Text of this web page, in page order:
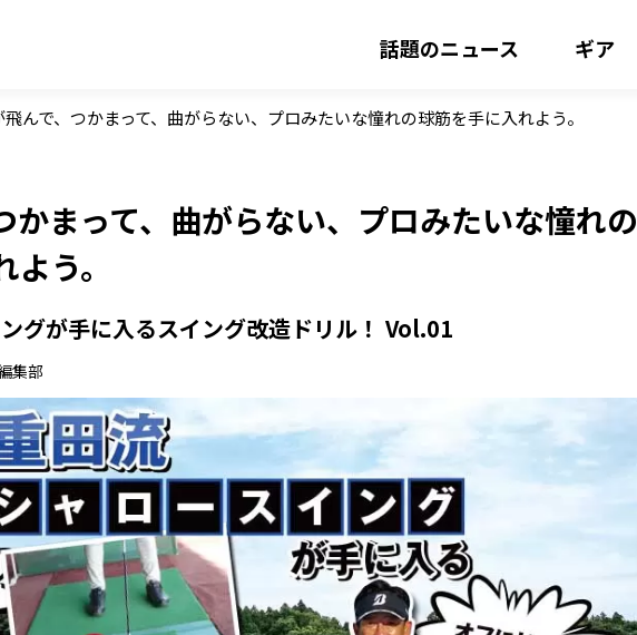
話題のニュース ギア
飛んで、つかまって、曲がらない、プロみたいな憧れの球筋を手に入れよう。
かまって、曲がらない、プロみたいな憧れの
う。
グが手に入るスイング改造ドリル！ Vol.01
集部